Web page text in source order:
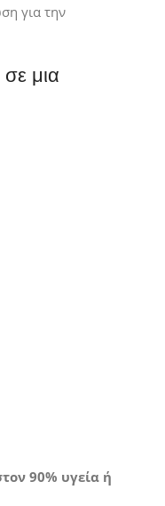
για την
μια
90% υγεία ή